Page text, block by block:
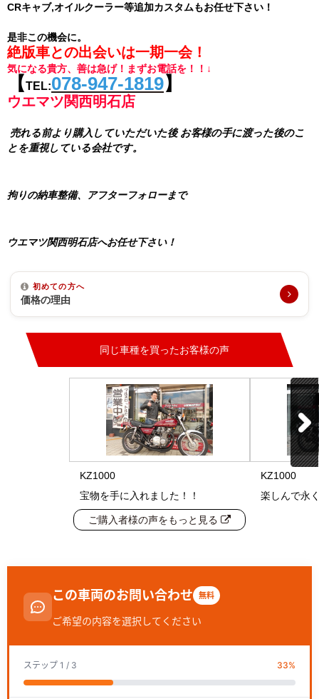
CRキャブ,オイルクーラー等追加カスタムもお任せ下さい！
是非この機会に。
絶版車との出会いは一期一会！
気になる貴方、善は急げ！まずお電話を！！↓
【TEL:078-947-1819】
ウエマツ関西明石店
売れる前より購入していただいた後 お客様の手に渡った後のこ
とを重視している会社です。
拘りの納車整備、アフターフォローまで
ウエマツ関西明石店へお任せ下さい！
初めての方へ
価格の理由
同じ車種を買ったお客様の声
KZ1000
宝物を手に入れました！！
KZ1000
楽しんで永
ご購入者様の声をもっと見る
この車両のお問い合わせ 無料
ご希望の内容を選択してください
ステップ 1 / 3 33%